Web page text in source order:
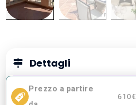
Dettagli
Prezzo a partire
610€